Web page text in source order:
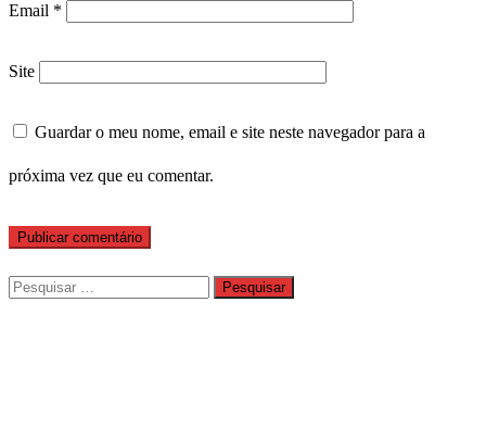
Email *
Site
Guardar o meu nome, email e site neste navegador para a
próxima vez que eu comentar.
Pesquisar
por: